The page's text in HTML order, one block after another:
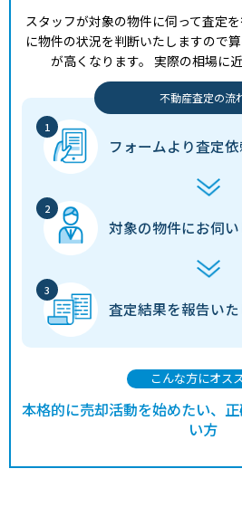
スタッフが対象の物件に伺って査定を
に物件の状況を判断いたしますので
が高くなります。 実際の相場に
不動産査定の流
フォームより査定
対象の物件にお伺
査定結果を報告い
こんな方にオス
本格的に売却活動を始めたい、
い方